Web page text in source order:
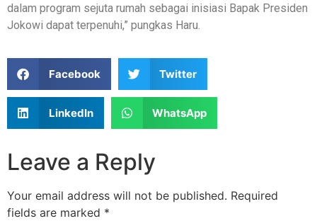
dalam program sejuta rumah sebagai inisiasi Bapak Presiden
Jokowi dapat terpenuhi,” pungkas Haru.
Facebook Twitter
LinkedIn WhatsApp
Leave a Reply
Your email address will not be published. Required
fields are marked *